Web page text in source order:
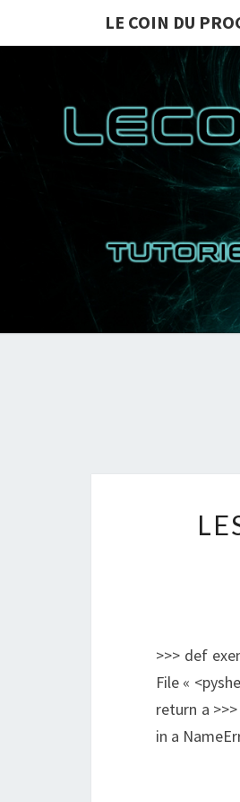
LE COIN DU
>>> def
File «
return a
in a